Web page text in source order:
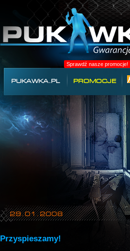
Sprawdź nasze promocje!
PUKAWKA.PL PROMOCJE
29.01.2008
Przyspieszamy!